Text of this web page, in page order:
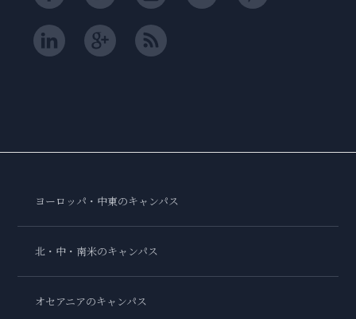
ヨーロッパ・中東のキャンパス
北・中・南米のキャンパス
オセアニアのキャンパス